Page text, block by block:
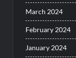
March 2024
February 2024
January 2024